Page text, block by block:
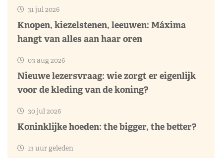
31 jul 2026
Knopen, kiezelstenen, leeuwen: Máxima
hangt van alles aan haar oren
03 aug 2026
Nieuwe lezersvraag: wie zorgt er eigenlijk
voor de kleding van de koning?
30 jul 2026
Koninklijke hoeden: the bigger, the better?
13 uur geleden